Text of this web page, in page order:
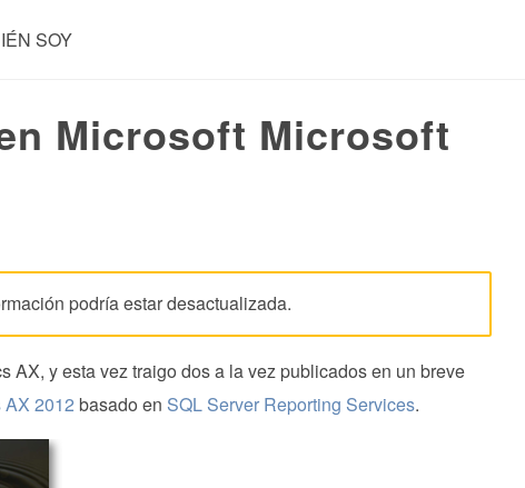
SOY
Microsoft Microsoft
podría estar desactualizada.
AX, y esta vez traigo dos a la vez publicados en un breve
AX 2012 basado en SQL Server Reporting Services.